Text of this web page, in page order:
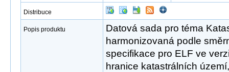
Distribuce
Popis produktu
Datová sada pro téma
harmonizovaná podle
specifikace pro ELF ve
hranice katastrálních